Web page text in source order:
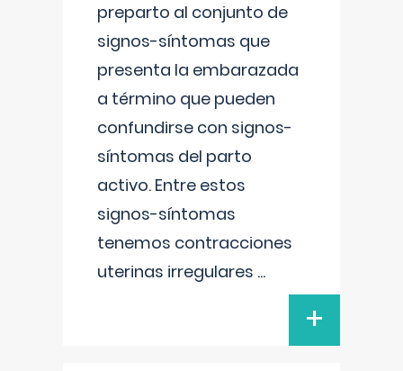
preparto al conjunto de
signos-síntomas que
presenta la embarazada
a término que pueden
confundirse con signos-
síntomas del parto
activo. Entre estos
signos-síntomas
tenemos contracciones
uterinas irregulares ...
+